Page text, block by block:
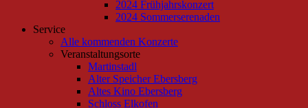
2024 Frühjahrskonzert
2024 Sommerserenaden
Service
Alle kommenden Konzerte
Veranstaltungsorte
Martinstadl
Alter Speicher Ebersberg
Altes Kino Ebersberg
Schloss Elkofen